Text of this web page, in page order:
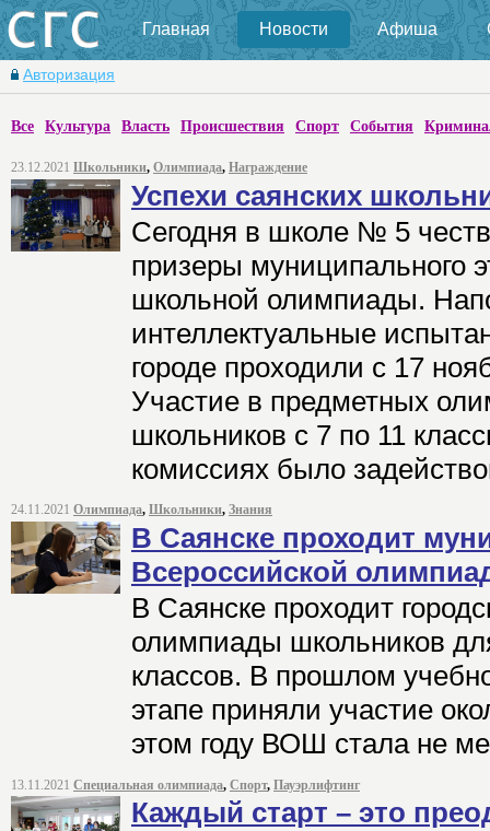
Главная Новости Афиша
Авторизация
Все Культура Власть Происшествия Спорт События
23.12.2021 Школьники, Олимпиада, Награждение
Успехи саянских
Сегодня в школе № 5
призеры муниципального
школьной олимпиады.
интеллектуальные
городе проходили с 17
Участие в предметных
школьников с 7 по 11
комиссиях было
24.11.2021 Олимпиада, Школьники, Знания
В Саянске проходит
Всероссийской
В Саянске проходит
олимпиады школьников
классов. В прошлом
этапе приняли участие
этом году ВОШ стала не
13.11.2021 Специальная олимпиада, Спорт, Пауэрлифтинг
Каждый старт – это